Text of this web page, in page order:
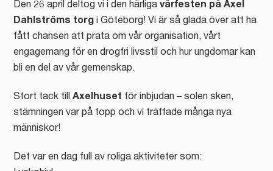
Den 26 april deltog vi i den härligavårfesten på Axel
Dahlströms torg i Göteborg! Vi är så glada över att ha
fått chansen att prata om vår organisation, vårt
engagemang för en drogfri livsstil och hur ungdomar kan
bli en del av vår gemenskap.
Stort tack tillAxelhuset för inbjudan – solen sken,
stämningen var på topp och vi träffade många nya
människor!
Det var en dag full av roliga aktiviteter som: